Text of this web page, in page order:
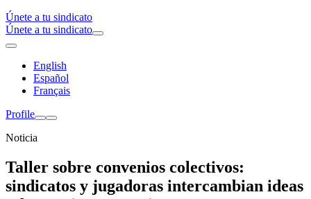
Únete a tu sindicato
Únete a tu sindicato
English
Español
Français
Profile
Noticia
Taller sobre convenios colectivos:
sindicatos y jugadoras intercambian ideas